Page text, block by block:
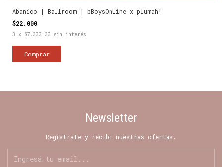
Abanico | Ballroom | bBoysOnLine x plumah!
$22.000
3 x $7.333,33 sin interés
Newsletter
Registrate y recibí nuestras ofertas.